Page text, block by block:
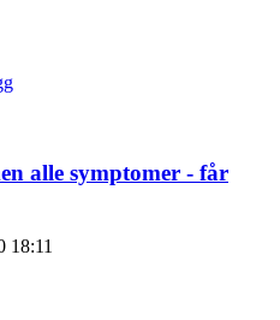
alle symptomer - får
18:11